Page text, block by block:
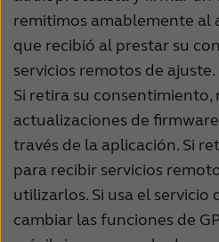
remitimos amablemente al
que recibió al prestar su
servicios remotos de ajuste.
Si retira su
actualizaciones de
través de la aplicación. Si
para recibir servicios
utilizarlos. Si usa el servicio
cambiar las funciones de